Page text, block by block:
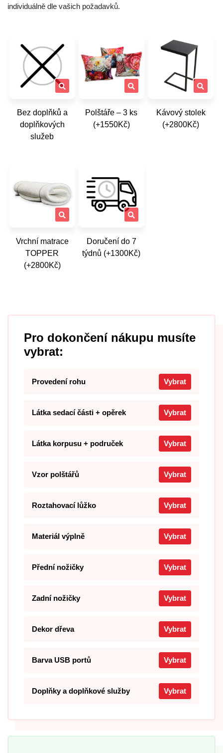
individuálně dle vašich požadavků.
Bez doplňků a
doplňkových
služeb
Polštáře – 3 ks
(+1550Kč)
Kávový stolek
(+2800Kč)
Vrchní matrace
TOPPER
(+2800Kč)
Doručení do 7
týdnů (+1300Kč)
Pro dokončení nákupu musíte
vybrat:
Provedení rohu Vybrat
Látka sedací části + opěrek Vybrat
Látka korpusu + područek Vybrat
Vzor polštářů Vybrat
Roztahovací lůžko Vybrat
Materiál výplně Vybrat
Přední nožičky Vybrat
Zadní nožičky Vybrat
Dekor dřeva Vybrat
Barva USB portů Vybrat
Doplňky a doplňkové služby Vybrat